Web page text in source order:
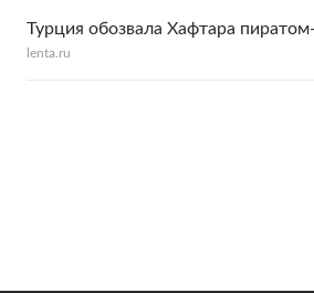
Турция обозвала Хафтара
lenta.ru